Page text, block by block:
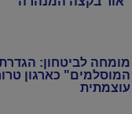
מומחה לביטחון:
המוסלמים" כארגון
עוצמתית